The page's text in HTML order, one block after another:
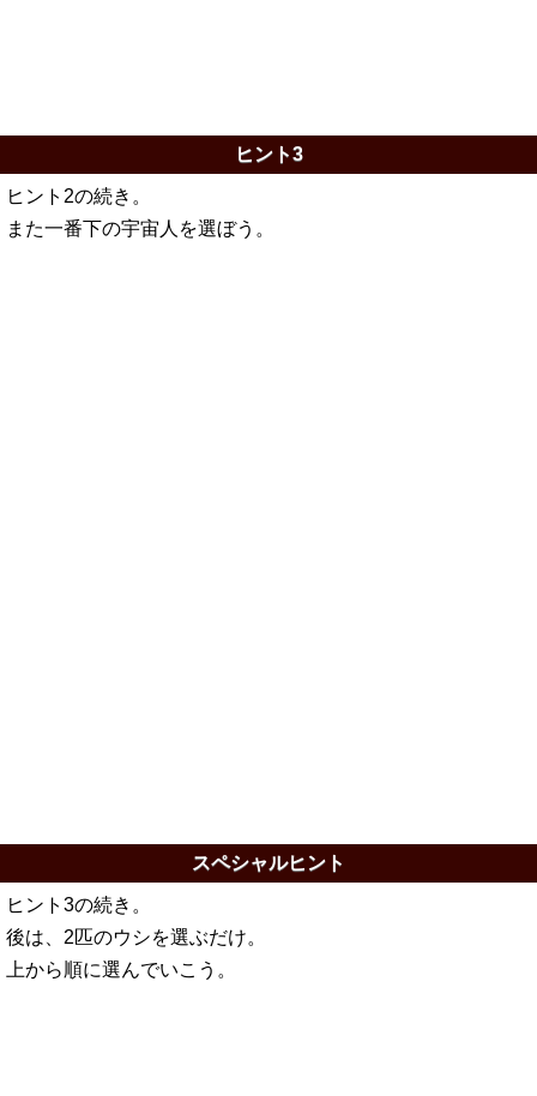
ヒント3
ヒント2の続き。
また一番下の宇宙人を選ぼう。
スペシャルヒント
ヒント3の続き。
後は、2匹のウシを選ぶだけ。
上から順に選んでいこう。